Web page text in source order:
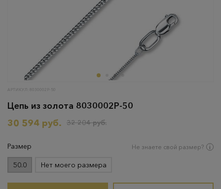
АРТИКУЛ: 8030002Р-50
Цепь из золота 8030002Р-50
30 594 руб.
32 204 руб.
Размер Не знаете свой размер?
50.0 Нет моего размера